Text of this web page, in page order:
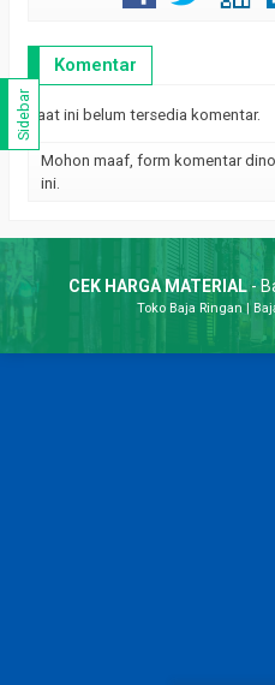
Komentar
Saat ini belum tersedia komentar.
Mohon maaf, form komentar
ini.
Sidebar
CEK HARGA MATERIAL -
Toko Baja Ringan|